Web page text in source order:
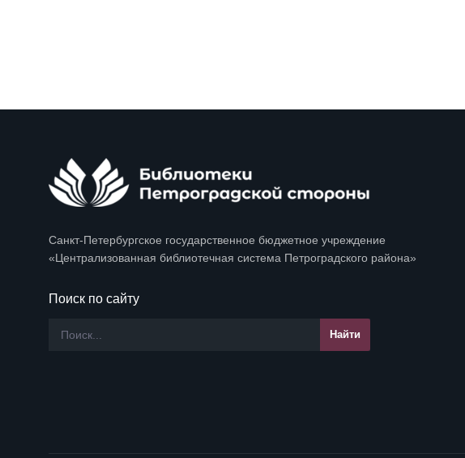
Санкт-Петербургское государственное бюджетное учреждение
«Централизованная библиотечная система Петроградского района»
Поиск по сайту